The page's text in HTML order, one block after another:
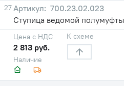
27
700.23.02.023
Ступица ведомой полумуфты
Наличие
Цена с НДС
2 813 руб.
К схеме